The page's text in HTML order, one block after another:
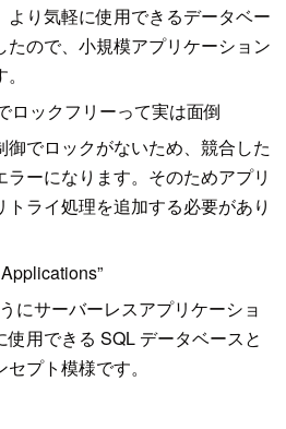
より気軽に使用できるデータベー
たので、小規模アプリケーション
ロックフリーって実は面倒
御でロックがないため、競合した
ラーになります。そのためアプリ
ライ処理を追加する必要があり
にサーバーレスアプリケーショ
使用できる SQL データベースと
プト模様です。